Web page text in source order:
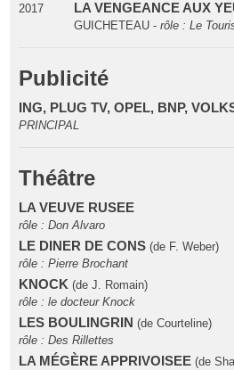
2017 LA VENGEANCE AUX
GUICHETEAU - rôle : Le
Publicité
ING, PLUG TV, OPEL, BNP,
PRINCIPAL
Théâtre
LA VEUVE RUSEE
rôle : Don Alvaro
LE DINER DE CONS (de F. Weber)
rôle : Pierre Brochant
KNOCK (de J. Romain)
rôle : le docteur Knock
LES BOULINGRIN (de Courteline)
rôle : Des Rillettes
LA MÉGÈRE APPRIVOISEE(de